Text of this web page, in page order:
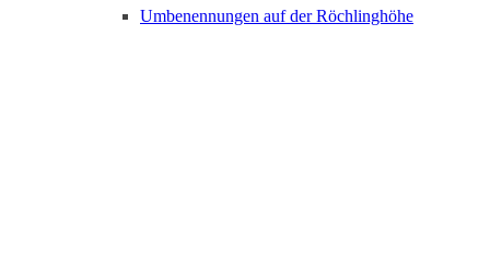
Umbenennungen auf der Röchlinghöhe